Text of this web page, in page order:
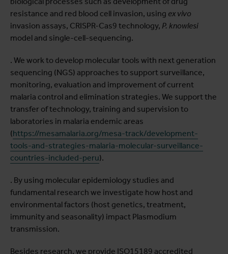
resistance and red blood cell invasion, using ex vivo
invasion assays, CRISPR-Cas9 technology, P. knowlesi
model and single-cell-sequencing.
. We work to develop molecular tools with next generation
sequencing (NGS) approaches to support surveillance,
monitoring, evaluation and improvement of current
malaria control and elimination strategies. We support the
transfer of technology, training and supervision to
laboratories in malaria endemic areas
(https://mesamalaria.org/mesa-track/development-
tools-and-strategies-malaria-molecular-surveillance-
countries-included-peru).
. By using molecular epidemiology studies and
fundamental research we investigate how host and
environmental factors (host genetics, treatment,
immunity and seasonality) impact Plasmodium
transmission.
Besides research, we provide ISO15189 accredited